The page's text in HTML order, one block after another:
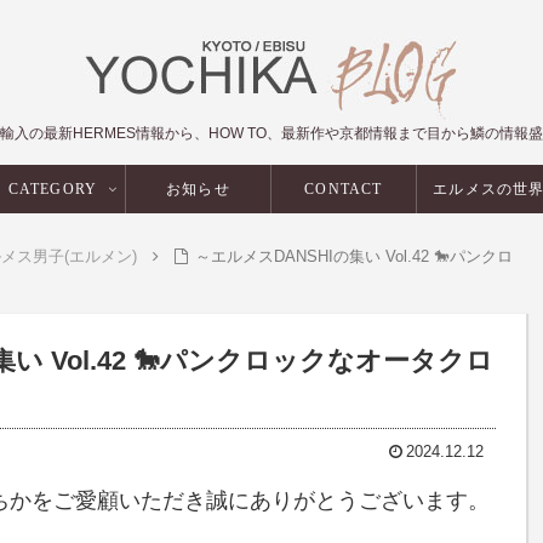
入の最新HERMES情報から、HOW TO、最新作や京都情報まで目から鱗の情報
CATEGORY お知らせ CONTACT エルメスの世
ス男子(エルメン) ～エルメスDANSHIの集い Vol.42 🐎パンクロ
い Vol.42 🐎パンクロックなオータクロ
2024.12.12
をご愛顧いただき誠にありがとうございます。